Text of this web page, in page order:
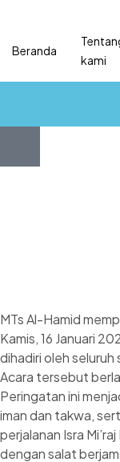
Beranda
kami
MTs Al-Hamid
Kamis, 16 Januari
dihadiri oleh
Acara tersebut
Peringatan ini
iman dan takwa,
perjalanan Isra
dengan salat